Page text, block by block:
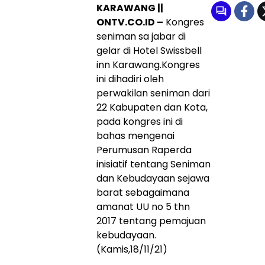
KARAWANG ||
ONTV.CO.ID – Kongres
seniman sa jabar di
gelar di Hotel Swissbell
inn Karawang.Kongres
ini dihadiri oleh
perwakilan seniman dari
22 Kabupaten dan Kota,
pada kongres ini di
bahas mengenai
Perumusan Raperda
inisiatif tentang Seniman
dan Kebudayaan sejawa
barat sebagaimana
amanat UU no 5 thn
2017 tentang pemajuan
kebudayaan.
(Kamis,18/11/21)